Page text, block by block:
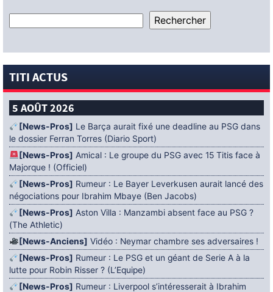
TITI ACTUS
5 AOÛT 2026
[News-Pros] Le Barça aurait fixé une deadline au PSG dans
le dossier Ferran Torres (Diario Sport)
[News-Pros] Amical : Le groupe du PSG avec 15 Titis face à
Majorque ! (Officiel)
[News-Pros] Rumeur : Le Bayer Leverkusen aurait lancé des
négociations pour Ibrahim Mbaye (Ben Jacobs)
[News-Pros] Aston Villa : Manzambi absent face au PSG ?
(The Athletic)
[News-Anciens] Vidéo : Neymar chambre ses adversaires !
[News-Pros] Rumeur : Le PSG et un géant de Serie A à la
lutte pour Robin Risser ? (L’Equipe)
[News-Pros] Rumeur : Liverpool s’intéresserait à Ibrahim